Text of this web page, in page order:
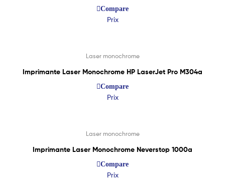
Compare
Prix
Laser monochrome
Imprimante Laser Monochrome HP LaserJet Pro M304a
Compare
Prix
Laser monochrome
Imprimante Laser Monochrome Neverstop 1000a
Compare
Prix